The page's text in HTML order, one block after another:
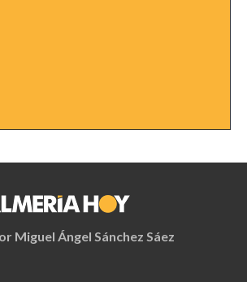
Miguel Ángel Sánchez Sáez